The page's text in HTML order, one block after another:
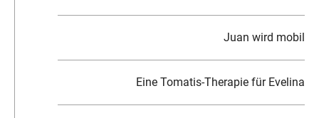
Juan wird mobil
Eine Tomatis-Therapie für Evelina